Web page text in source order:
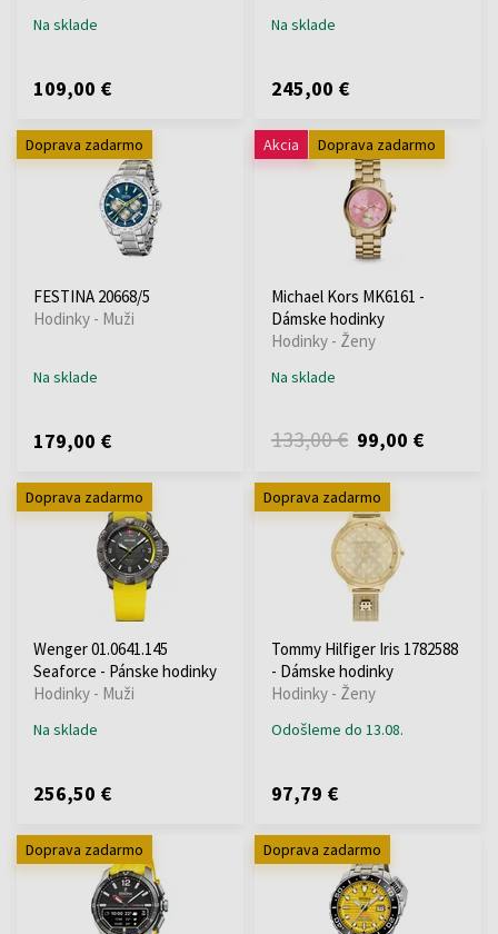
Na sklade
109,00 €
Na sklade
245,00 €
Doprava zadarmo
FESTINA 20668/5
Hodinky - Muži
Na sklade
179,00 €
Akcia Doprava zadarmo
Michael Kors MK6161 -
Dámske hodinky
Hodinky - Ženy
Na sklade
133,00 € 99,00 €
Doprava zadarmo
Wenger 01.0641.145
Seaforce - Pánske hodinky
Hodinky - Muži
Na sklade
256,50 €
Doprava zadarmo
Tommy Hilfiger Iris 1782588
- Dámske hodinky
Hodinky - Ženy
Odošleme do 13.08.
97,79 €
Doprava zadarmo Doprava zadarmo